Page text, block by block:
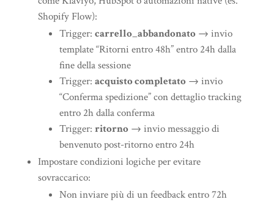
Shopify Flow):
Trigger: carrello_abbandonato→ invio
template “Ritorni entro 48h” entro 24h dalla
fine della sessione
Trigger: acquisto completato→ invio
“Conferma spedizione” con dettaglio tracking
entro 2h dalla conferma
Trigger: ritorno→ invio messaggio di
benvenuto post-ritorno entro 24h
Impostare condizioni logiche per evitare
sovraccarico:
Non inviare più di un feedback entro 72h